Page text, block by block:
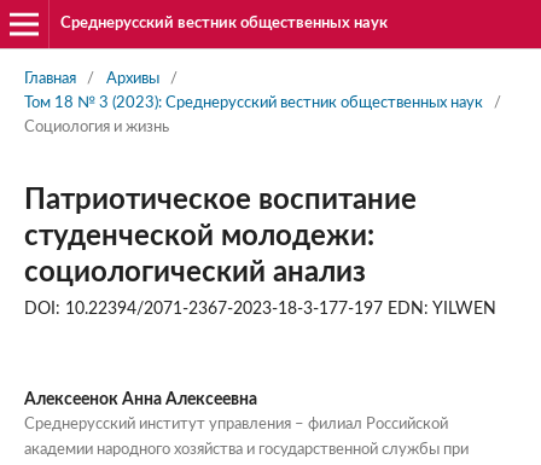
Среднерусский вестник общественных наук
Главная / Архивы
/
Том 18 № 3 (2023): Среднерусский вестник общественных наук
/
Социология и жизнь
Патриотическое воспитание
студенческой молодежи:
социологический анализ
DOI: 10.22394/2071-2367-2023-18-3-177-197 EDN: YILWEN
Алексеенок Анна Алексеевна
Среднерусский институт управления – филиал Российской
академии народного хозяйства и государственной службы при